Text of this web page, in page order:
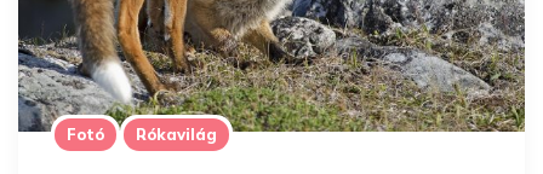
Fotó Rókavilág